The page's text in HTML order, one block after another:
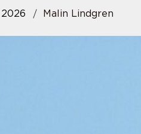
Malin Lindgren